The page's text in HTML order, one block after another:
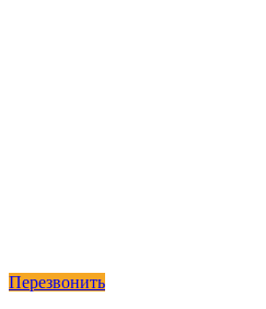
Перезвонить